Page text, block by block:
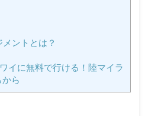
ントとは？
イに無料で行ける！陸マイラ
ら